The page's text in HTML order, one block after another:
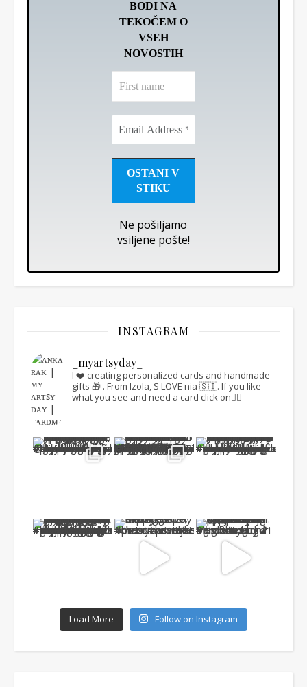
BODI NA
TEKOČEM O
VSEH
NOVOSTIH
name
Address
*
Ne pošiljamo
vsiljene pošte!
INSTAGRAM
_myartsyday_
I ❤️ creating personalized cards and handmade
gifts 🎁 . From Izola, S LOVE nia 🇸🇮. If you like
what you see and need a card click on👇🏻
Load More Follow on Instagram